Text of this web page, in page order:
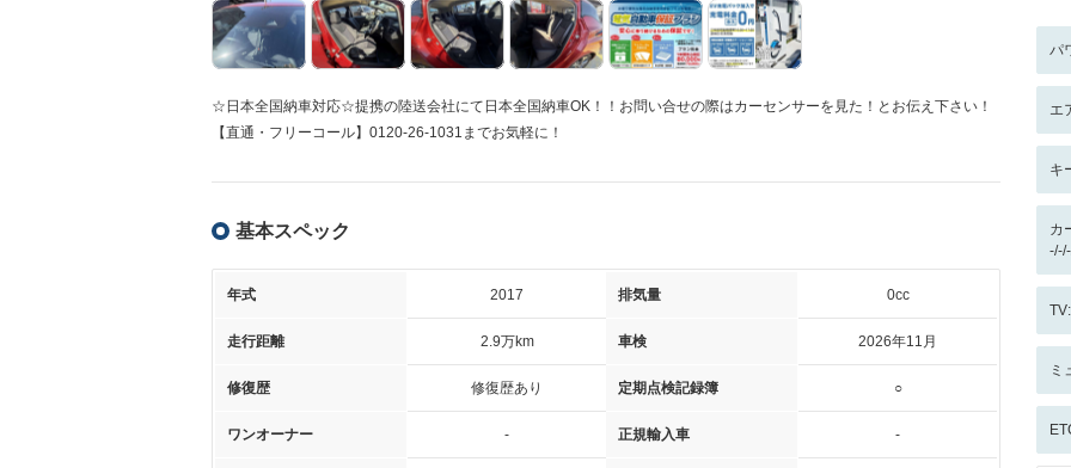
☆日本全国納車対応☆提携の陸送会社にて日本全国納車OK！！お問い合せの際はカーセンサーを見た！とお伝え下さい！
【直通・フリーコール】0120-26-1031までお気軽に！
基本スペック
年式 2017 排気量 0cc
走行距離 2.9万km 車検 2026年11月
修復歴 修復歴あり 定期点検記録簿 ○
ワンオーナー - 正規輸入車 -
パ
エ
キ
カ
ミ